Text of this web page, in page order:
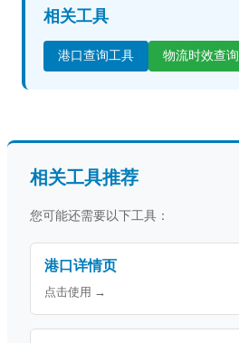
相关工具
港口查询工具 物流时效查询
相关工具推荐
您可能还需要以下工具：
港口详情页
点击使用 →